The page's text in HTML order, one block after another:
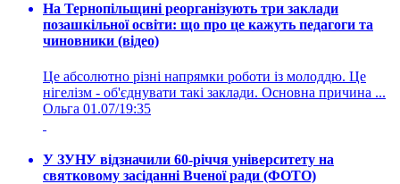
На Тернопільщині реорганізують три заклади
позашкільної освіти: що про це кажуть педагоги та
чиновники (відео)
Це абсолютно різні напрямки роботи із молоддю. Це
нігелізм - об'єднувати такі заклади. Основна причина ...
Ольга 01.07/19:35
У ЗУНУ відзначили 60-річчя університету на
святковому засіданні Вченої ради (ФОТО)